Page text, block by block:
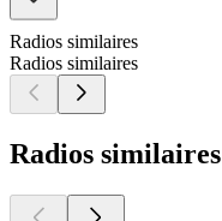
Radios similaires
Radios similaires
Radios similaires